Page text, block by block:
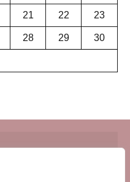
21 22 23
28 29 30